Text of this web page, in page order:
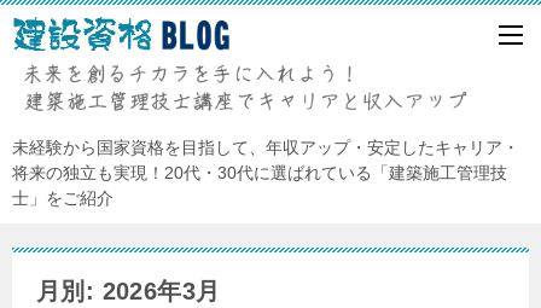
未経験から国家資格を目指して、年収アップ・安定したキャリア・
将来の独立も実現！20代・30代に選ばれている「建築施工管理技
士」をご紹介
月別: 2026年3月